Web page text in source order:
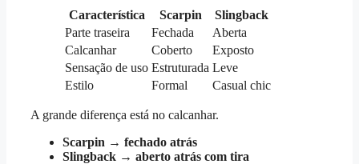
Característica Scarpin
Slingback
Parte traseira
Fechada
Aberta
Calcanhar
Coberto
Exposto
Sensação de uso Estruturada Leve
Estilo
Formal Casual chic
A grande diferença está no calcanhar.
Scarpin → fechado atrás
Slingback → aberto atrás com tira